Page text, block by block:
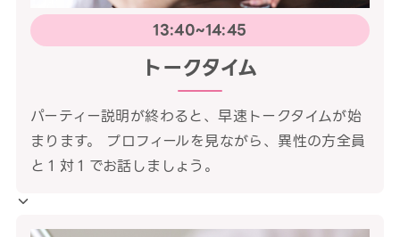
13:40~14:45
トークタイム
パーティー説明が終わると、早速トークタイムが始
まります。 プロフィールを見ながら、異性の方全員
と１対１でお話しましょう。